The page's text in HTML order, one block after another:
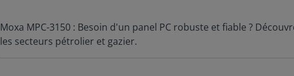
Moxa MPC-3150 : Besoin d'un panel PC robuste et fiable ?
les secteurs pétrolier et gazier.